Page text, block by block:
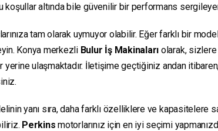
koşullar altında bile güvenilir bir performans
tam olarak uymuyor olabilir. Eğer farklı bir
Konya merkezli Bulur İş Makinaları olarak,
yerine ulaşmaktadır. İletişime geçtiğiniz andan
yanı sıra, daha farklı özelliklere ve kapasitelere
Perkins motorlarınız için en iyi seçimi